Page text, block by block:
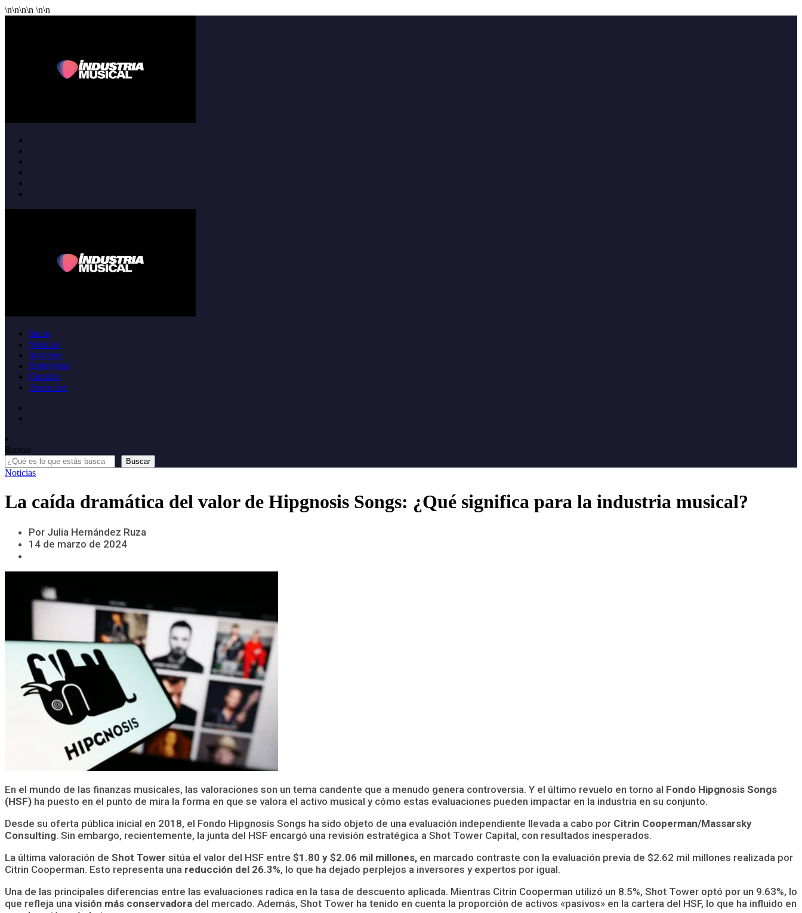
\n\n\n\n \n\n
Inicio
Noticias
Informes
Entrevistas
Opinión
Anúnciate
Buscar
Buscar
Noticias
La caída dramática del valor de Hipgnosis Songs: ¿Qué significa para la industria musical?
Por Julia Hernández Ruza
14 de marzo de 2024
En el mundo de las finanzas musicales, las valoraciones son un tema candente que a menudo genera controversia. Y el último revuelo en torno al Fondo Hipgnosis Songs
(HSF) ha puesto en el punto de mira la forma en que se valora el activo musical y cómo estas evaluaciones pueden impactar en la industria en su conjunto.
Desde su oferta pública inicial en 2018, el Fondo Hipgnosis Songs ha sido objeto de una evaluación independiente llevada a cabo por Citrin Cooperman/Massarsky
Consulting. Sin embargo, recientemente, la junta del HSF encargó una revisión estratégica a Shot Tower Capital, con resultados inesperados.
La última valoración de Shot Tower sitúa el valor del HSF entre $1.80 y $2.06 mil millones, en marcado contraste con la evaluación previa de $2.62 mil millones realizada por
Citrin Cooperman. Esto representa una reducción del 26.3%, lo que ha dejado perplejos a inversores y expertos por igual.
Una de las principales diferencias entre las evaluaciones radica en la tasa de descuento aplicada. Mientras Citrin Cooperman utilizó un 8.5%, Shot Tower optó por un 9.63%, lo
que refleja una visión más conservadora del mercado. Además, Shot Tower ha tenido en cuenta la proporción de activos «pasivos» en la cartera del HSF, lo que ha influido en